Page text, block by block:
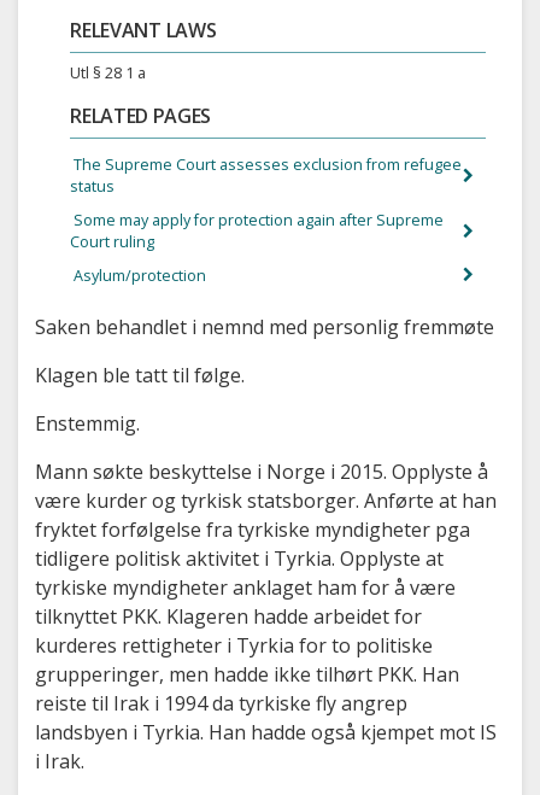
Saken behandlet i nemnd med personlig fremmøte
Klagen ble tatt til følge.
Enstemmig.
Mann søkte beskyttelse i Norge i 2015. Opplyste å
være kurder og tyrkisk statsborger. Anførte at han
fryktet forfølgelse fra tyrkiske myndigheter pga
tidligere politisk aktivitet i Tyrkia. Opplyste at
tyrkiske myndigheter anklaget ham for å være
tilknyttet PKK. Klageren hadde arbeidet for
kurderes rettigheter i Tyrkia for to politiske
grupperinger, men hadde ikke tilhørt PKK. Han
reiste til Irak i 1994 da tyrkiske fly angrep
landsbyen i Tyrkia. Han hadde også kjempet mot IS
i Irak.
RELEVANT LAWS
Utl § 28 1 a
RELATED PAGES
The Supreme Court assesses exclusion from refugee
status
Some may apply for protection again after Supreme
Court ruling
Asylum/protection